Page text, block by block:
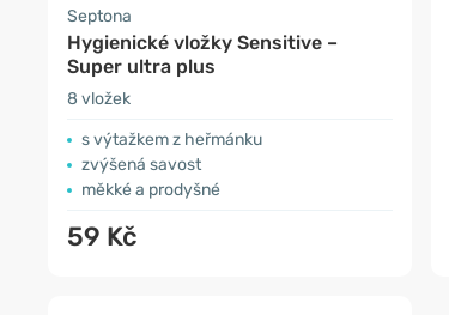
Septona
Hygienické vložky Sensitive –
Super ultra plus
8 vložek
s výtažkem z heřmánku
zvýšená savost
měkké a prodyšné
59 Kč